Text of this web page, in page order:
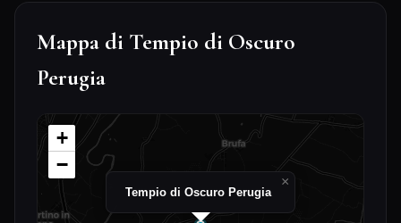
Mappa di Tempio di Oscuro
Perugia
Tempio di Oscuro Perugia
×
+
−